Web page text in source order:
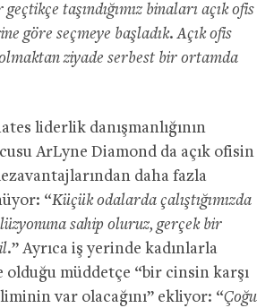
geçtikçe taşındığımız binaları açık ofis
göre seçmeye başladık. Açık ofis
ziyade serbest bir ortamda
liderlik danışmanlığının
ArLyne Diamond da açık ofisin
daha fazla
“Küçük odalarda çalıştığımızda
sahip oluruz, gerçek bir
” Ayrıca iş yerinde kadınlarla
müddetçe “bir cinsin karşı
var olacağını” ekliyor: “Çoğu